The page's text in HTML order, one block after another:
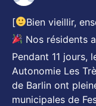
[
Bien vieillir,
Nos résidents
Pendant 11 jours,
Autonomie Les
de Barlin ont
municipales de